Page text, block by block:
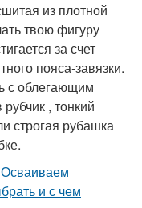
из плотной
твою фигуру
за счет
пояса-завязки.
с облегающим
, тонкий
строгая рубашка